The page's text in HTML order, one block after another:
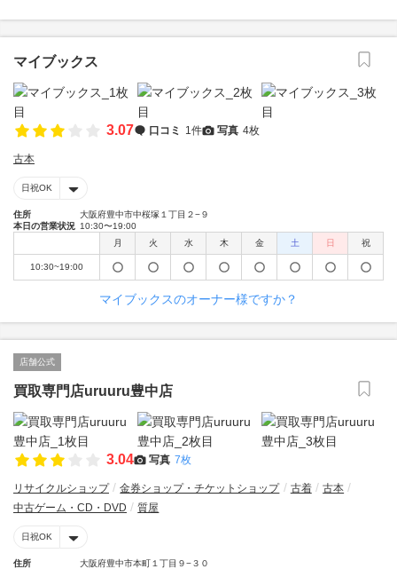
マイブックス
3.07 口コミ 1件 写真 4枚
古本
日祝OK
住所
大阪府豊中市中桜塚１丁目２−９
本日の営業状況 10:30〜19:00
月
火 水 木 金 土 日 祝
10:30~19:00
マイブックスのオーナー様ですか？
店舗公式
買取専門店uruuru豊中店
3.04 写真 7枚
リサイクルショップ 金券ショップ・チケットショップ 古着
古本
中古ゲーム・CD・DVD
質屋
日祝OK
住所
大阪府豊中市本町１丁目９−３０